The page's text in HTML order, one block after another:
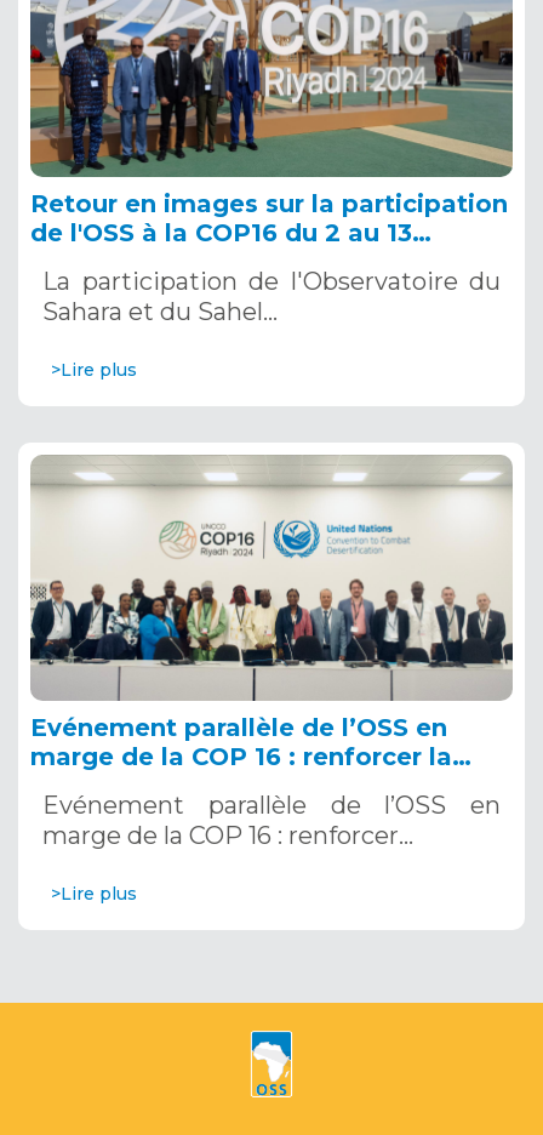
Retour en images sur la participation
de l'OSS à la COP16 du 2 au 13
Saoudite
La participation de l'Observatoire du
Sahara et du Sahel…
>Lire plus
Evénement parallèle de l’OSS en
marge de la COP 16 : renforcer la
Systèmes d’Alerte Précoce
Multirisques. 12 décembre 2024
Evénement parallèle de l’OSS en
marge de la COP 16 : renforcer…
>Lire plus